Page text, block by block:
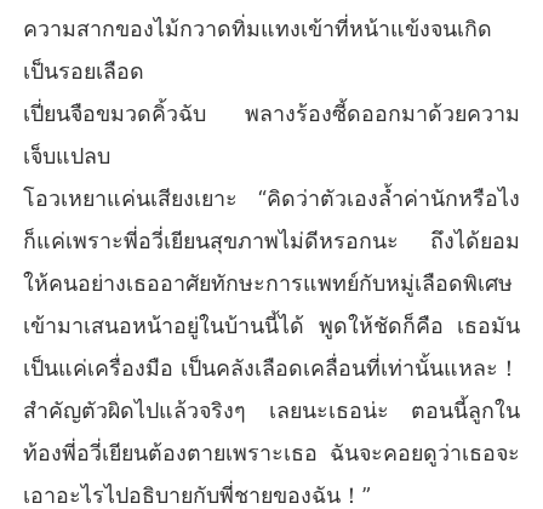
ความสากของไม้กวาดทิ่มแทงเข้าที่หน้าแข้งจนเกิด
เป็นรอยเลือด
เปี่ยนจือขมวดคิ้วฉับ พลางร้องซี้ดออกมาด้วยความ
เจ็บแปลบ
โอวเหยาแค่นเสียงเยาะ “คิดว่าตัวเองล้ำค่านักหรือไง
ก็แค่เพราะพี่อวี่เยียนสุขภาพไม่ดีหรอกนะ ถึงได้ยอม
ให้คนอย่างเธออาศัยทักษะการแพทย์กับหมู่เลือดพิเศษ
เข้ามาเสนอหน้าอยู่ในบ้านนี้ได้ พูดให้ชัดก็คือ เธอมัน
เป็นแค่เครื่องมือ เป็นคลังเลือดเคลื่อนที่เท่านั้นแหละ！
สำคัญตัวผิดไปแล้วจริงๆ เลยนะเธอน่ะ ตอนนี้ลูกใน
ท้องพี่อวี่เยียนต้องตายเพราะเธอ ฉันจะคอยดูว่าเธอจะ
เอาอะไรไปอธิบายกับพี่ชายของฉัน！”